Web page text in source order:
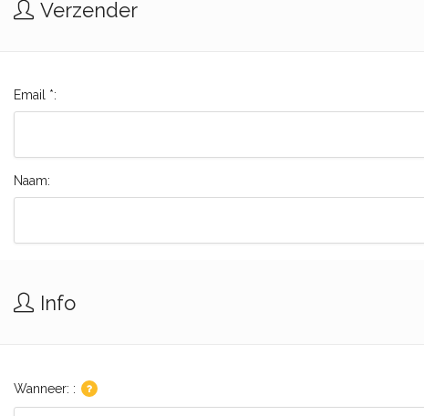
Verzender
Email *:
Naam:
Info
Wanneer: :